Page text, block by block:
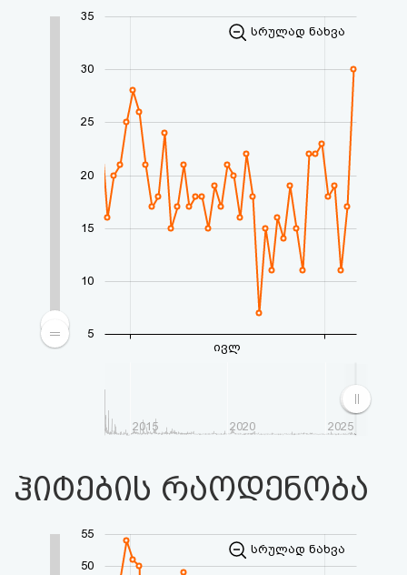
აღდგენა
სალიცენზიო
პასუხისმგებლობის
უარყოფა
2015 2020 2025
ივლ
5
10
15
20
25
30
35
სრულად ნახვა
ჰიტების რაოდენობა
50
55
სრულად ნახვა